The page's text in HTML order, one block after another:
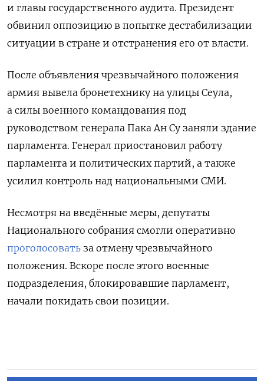
и главы государственного аудита. Президент
обвинил оппозицию в попытке дестабилизации
ситуации в стране и отстранения его от власти.
После объявления чрезвычайного положения
армия вывела бронетехнику на улицы Сеула,
а силы военного командования под
руководством генерала Пака Ан Су заняли здание
парламента. Генерал приостановил работу
парламента и политических партий, а также
усилил контроль над национальными СМИ.
Несмотря на введённые меры, депутаты
Национального собрания смогли оперативно
проголосовать за отмену чрезвычайного
положения. Вскоре после этого военные
подразделения, блокировавшие парламент,
начали покидать свои позиции.